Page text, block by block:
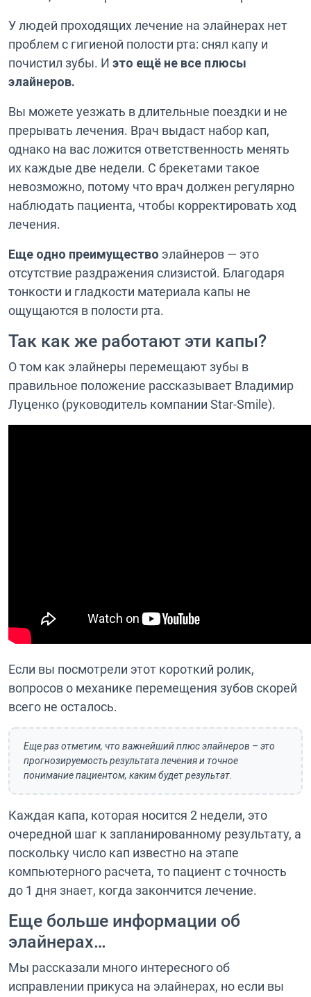
У людей проходящих лечение на элайнерах нет
проблем с гигиеной полости рта: снял капу и
почистил зубы. И это ещё не все плюсы
элайнеров.
Вы можете уезжать в длительные поездки и не
прерывать лечения. Врач выдаст набор кап,
однако на вас ложится ответственность менять
их каждые две недели. С брекетами такое
невозможно, потому что врач должен регулярно
наблюдать пациента, чтобы корректировать ход
лечения.
Еще одно преимущество элайнеров — это
отсутствие раздражения слизистой. Благодаря
тонкости и гладкости материала капы не
ощущаются в полости рта.
Так как же работают эти капы?
О том как элайнеры перемещают зубы в
правильное положение рассказывает Владимир
Луценко (руководитель компании Star-Smile).
Если вы посмотрели этот короткий ролик,
вопросов о механике перемещения зубов скорей
всего не осталось.
Еще раз отметим, что важнейший плюс элайнеров – это
прогнозируемость результата лечения и точное
понимание пациентом, каким будет результат.
Каждая капа, которая носится 2 недели, это
очередной шаг к запланированному результату, а
поскольку число кап известно на этапе
компьютерного расчета, то пациент с точность
до 1 дня знает, когда закончится лечение.
Еще больше информации об
элайнерах…
Мы рассказали много интересного об
исправлении прикуса на элайнерах, но если вы